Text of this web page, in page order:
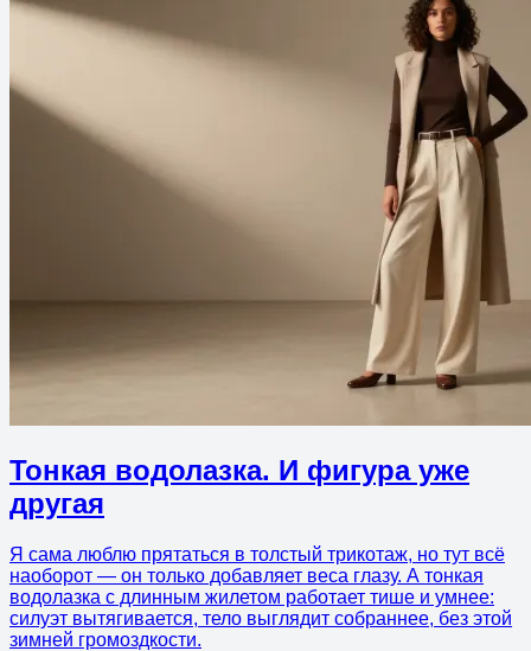
Тонкая водолазка. И фигура уже
другая
Я сама люблю прятаться в толстый трикотаж, но тут всё
наоборот — он только добавляет веса глазу. А тонкая
водолазка с длинным жилетом работает тише и умнее:
силуэт вытягивается, тело выглядит собраннее, без этой
зимней громоздкости.